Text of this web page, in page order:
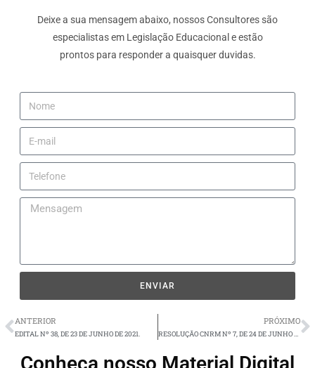
Deixe a sua mensagem abaixo, nossos Consultores são
especialistas em Legislação Educacional e estão
prontos para responder a quaisquer duvidas.
ENVIAR
ANTERIOR
EDITAL Nº 38, DE 23 DE JUNHO DE 2021.
PRÓXIMO
RESOLUÇÃO CNRM Nº 7, DE 24 DE JUNHO DE 2021.